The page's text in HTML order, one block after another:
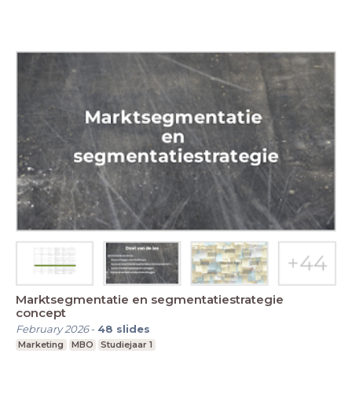
Marktsegmentatie en segmentatiestrategie
concept
February 2026- 48 slides
Marketing MBO Studiejaar 1